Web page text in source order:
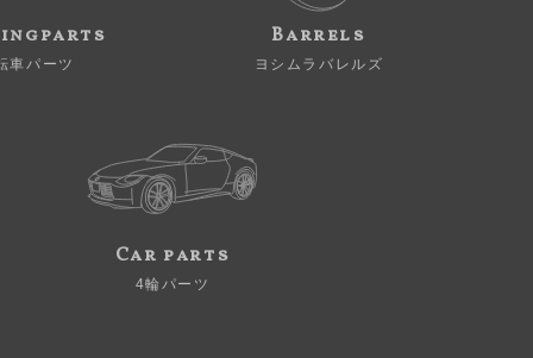
車パーツ
Barrels
ヨシムラバレルズ
Car parts
4輪パーツ